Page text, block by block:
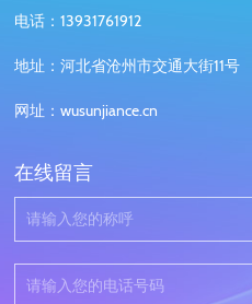
电话：13931761912
地址：河北省沧州市交通大街11号
网址：wusunjiance.cn
在线留言